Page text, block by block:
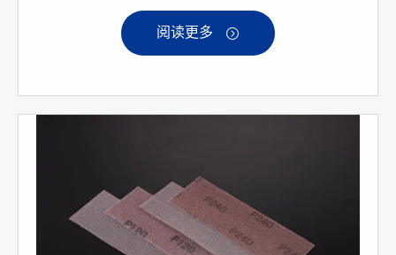
阅读更多 